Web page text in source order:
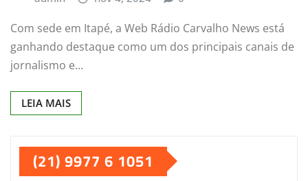
Com sede em Itapé, a Web Rádio Carvalho News está
ganhando destaque como um dos principais canais de
jornalismo e…
LEIA MAIS
(21) 9977 6 1051